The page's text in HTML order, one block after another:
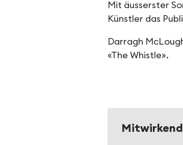
Mit äusserster
Künstler das
Darragh
«The Whistle».